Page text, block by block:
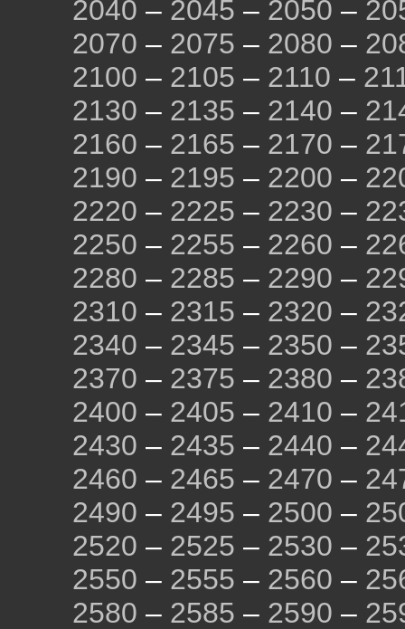
2040 – 2045 – 2050 –
2070 – 2075 – 2080 –
2100 – 2105 – 2110 –
2130 – 2135 – 2140 –
2160 – 2165 – 2170 –
2190 – 2195 – 2200 –
2220 – 2225 – 2230 –
2250 – 2255 – 2260 –
2280 – 2285 – 2290 –
2310 – 2315 – 2320 –
2340 – 2345 – 2350 –
2370 – 2375 – 2380 –
2400 – 2405 – 2410 –
2430 – 2435 – 2440 –
2460 – 2465 – 2470 –
2490 – 2495 – 2500 –
2520 – 2525 – 2530 –
2550 – 2555 – 2560 –
2580 – 2585 – 2590 –